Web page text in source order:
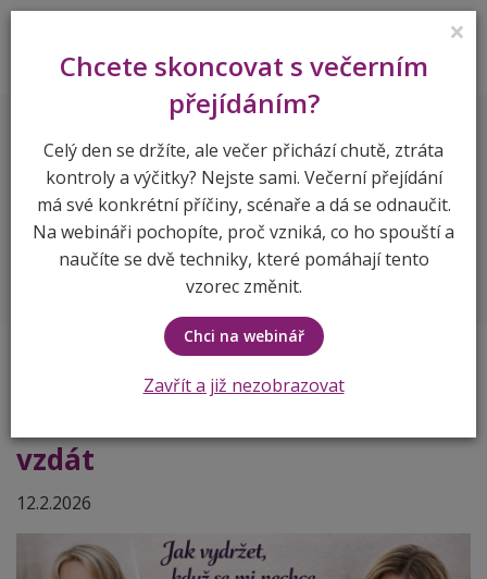
Lenka Vymlátilová
Blog
Jak vydržet hubnout, když se
vám nechce – a máte chuť to
vzdát
Jak vydržet hubnout, když se
vzdát
12.2.2026
×
Chcete skoncovat s večerním
přejídáním?
Celý den se držíte, ale večer přichází chutě, ztráta
kontroly a výčitky? Nejste sami. Večerní přejídání
má své konkrétní příčiny, scénaře a dá se odnaučit.
Na webináři pochopíte, proč vzniká, co ho spouští a
naučíte se dvě techniky, které pomáhají tento
vzorec změnit.
Chci na webinář
Zavřít a již nezobrazovat